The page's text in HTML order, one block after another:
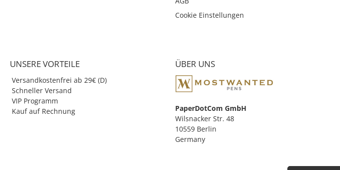
Cookie Einstellungen
UNSERE VORTEILE
Versandkostenfrei ab 29€ (D)
Schneller Versand
VIP Programm
Kauf auf Rechnung
ÜBER UNS
PaperDotCom GmbH
Wilsnacker Str. 48
10559 Berlin
Germany